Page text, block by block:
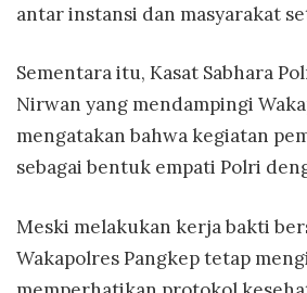
antar instansi dan masyarakat
Sementara itu, Kasat Sabhara
Nirwan yang mendampingi
mengatakan bahwa kegiatan
sebagai bentuk empati Polri
Meski melakukan kerja bakti
Wakapolres Pangkep tetap